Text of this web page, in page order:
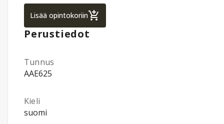
Lisää opintokoriinOikeustiede: Hallinto-oikeus, verkko-
Perustiedot
Tunnus
AAE625
Kieli
suomi